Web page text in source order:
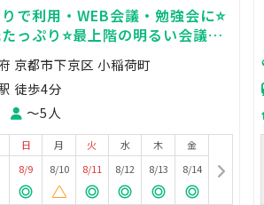
で利用・WEB会議・勉強会に⭐️
っぷり⭐️最上階の明るい会議室
⭐️【1日7,700円】⭐️＜カラフル
＞
京都市下京区 小稲荷町
徒歩4分
〜5人
日
8/9
月
8/10
火
8/11
水
8/12
木
8/13
金
8/14